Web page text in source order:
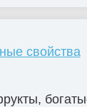
свойства